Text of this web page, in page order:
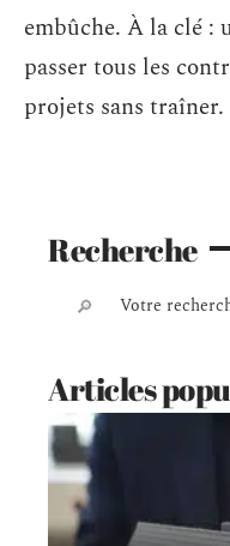
embûche. À la clé :
passer tous les
projets sans traîner.
Recherche
Articles